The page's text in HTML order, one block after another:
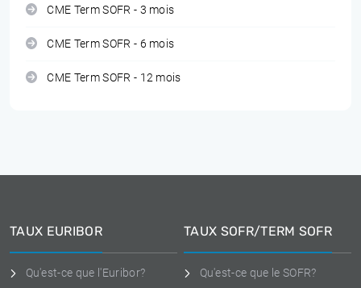
CME Term SOFR - 3 mois
CME Term SOFR - 6 mois
CME Term SOFR - 12 mois
TAUX EURIBOR
Qu'est-ce que l'Euribor?
TAUX SOFR/TERM SOFR
Qu'est-ce que le SOFR?